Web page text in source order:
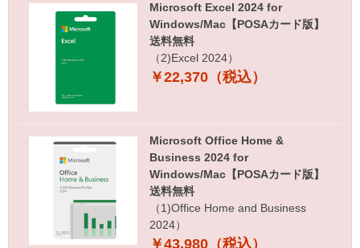
Microsoft Excel 2024 for
Windows/Mac【POSAカード版】
送料無料
（2)Excel 2024）
￥22,370（税込）
Microsoft Office Home &
Business 2024 for
Windows/Mac【POSAカード版】
送料無料
（1)Office Home and Business
2024）
￥43,980（税込）